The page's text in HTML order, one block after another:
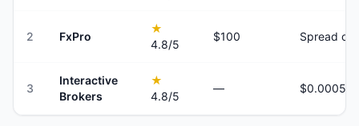
2 FxPro
★
4.8/5
$100 Spread
3
Interactive
Brokers
★
4.8/5
—